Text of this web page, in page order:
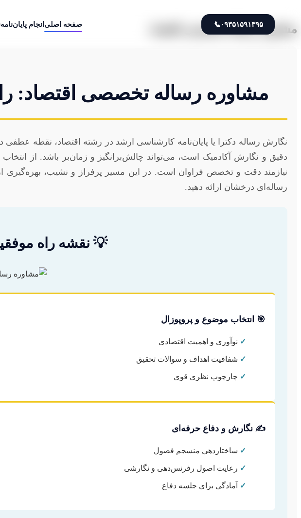
۰۹۳۵۱۵۹۱۳۹۵📞 صفحه اصلی انجام پایان‌نامه مشاوره رساله تخصصی اقتصاد
مشاوره رساله تخصصی اقتصاد:
نگارش رساله دکترا یا پایان‌نامه کارشناسی ارشد در رشته اقتصاد، نقطه‌
دقیق و نگارش آکادمیک است، می‌تواند چالش‌برانگیز و زمان‌بر باشد. از انتخاب
نیازمند دقت و تخصص فراوان است. در این مسیر پرفراز و نشیب، بهره‌گیری
رساله‌ای درخشان ارائه دهید.
💡 نقشه راه
🎯 انتخاب موضوع و پروپوزال
✓ نوآوری و اهمیت اقتصادی
✓ شفافیت اهداف و سوالات تحقیق
✓ چارچوب نظری قوی
✍️ نگارش و دفاع حرفه‌ای
✓ ساختاردهی منسجم فصول
✓ رعایت اصول رفرنس‌دهی و نگارشی
✓ آمادگی برای جلسه دفاع